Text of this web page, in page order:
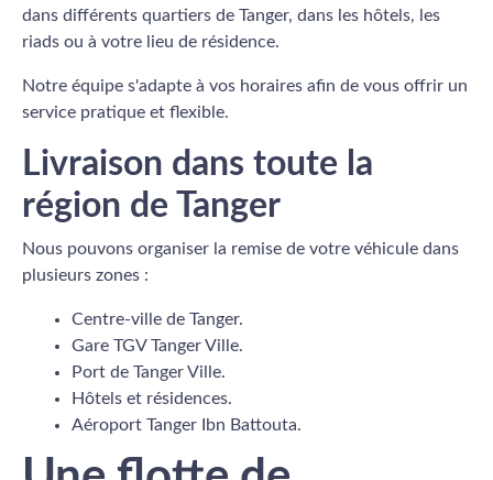
dans différents quartiers de Tanger, dans les hôtels, les
riads ou à votre lieu de résidence.
Notre équipe s'adapte à vos horaires afin de vous offrir un
service pratique et flexible.
Livraison dans toute la
région de Tanger
Nous pouvons organiser la remise de votre véhicule dans
plusieurs zones :
Centre-ville de Tanger.
Gare TGV Tanger Ville.
Port de Tanger Ville.
Hôtels et résidences.
Aéroport Tanger Ibn Battouta.